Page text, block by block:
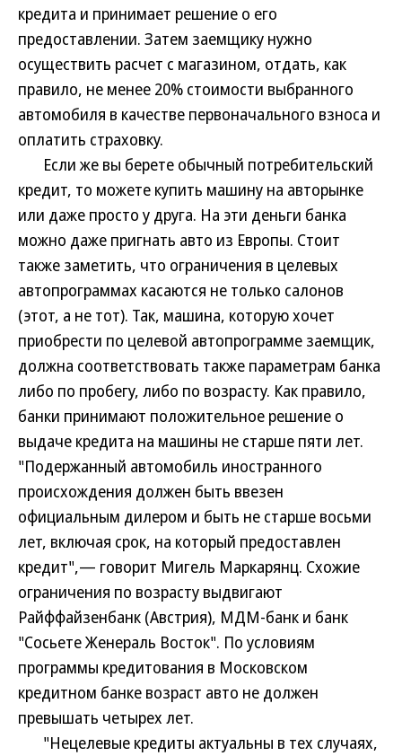
кредита и принимает решение о его
предоставлении. Затем заемщику нужно
осуществить расчет с магазином, отдать, как
правило, не менее 20% стоимости выбранного
автомобиля в качестве первоначального взноса и
оплатить страховку.
Если же вы берете обычный потребительский
кредит, то можете купить машину на авторынке
или даже просто у друга. На эти деньги банка
можно даже пригнать авто из Европы. Стоит
также заметить, что ограничения в целевых
автопрограммах касаются не только салонов
(этот, а не тот). Так, машина, которую хочет
приобрести по целевой автопрограмме заемщик,
должна соответствовать также параметрам банка
либо по пробегу, либо по возрасту. Как правило,
банки принимают положительное решение о
выдаче кредита на машины не старше пяти лет.
"Подержанный автомобиль иностранного
происхождения должен быть ввезен
официальным дилером и быть не старше восьми
лет, включая срок, на который предоставлен
кредит",— говорит Мигель Маркарянц. Схожие
ограничения по возрасту выдвигают
Райффайзенбанк (Австрия), МДМ-банк и банк
"Сосьете Женераль Восток". По условиям
программы кредитования в Московском
кредитном банке возраст авто не должен
превышать четырех лет.
"Нецелевые кредиты актуальны в тех случаях,